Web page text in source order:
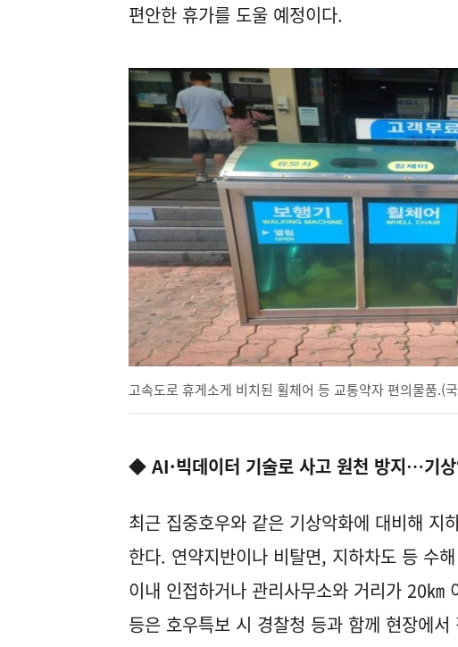
편안한 휴가를 도울 예정이다.
고속도로 휴게소게 비치된 휠체어 등 교통약자 편의물품.(
◆ AI·빅데이터 기술로 사고 원천 방지…기
최근 집중호우와 같은 기상악화에 대비해 지
한다. 연약지반이나 비탈면, 지하차도 등 수
이내 인접하거나 관리사무소와 거리가 20㎞
등은 호우특보 시 경찰청 등과 함께 현장에